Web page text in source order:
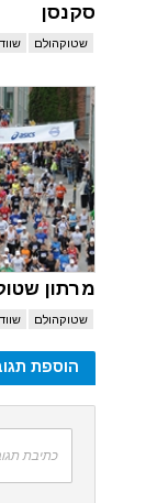
סקנסן
שטוקהולם
מרתון
שטוקהולם
הוספת
כתיבת